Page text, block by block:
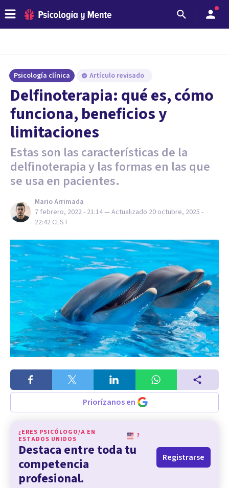
Psicología clínica Artículo revisado
Delfinoterapia: qué es, cómo
funciona, beneficios y
limitaciones
Estas son las características de la
delfinoterapia y las formas en las que
se usa en pacientes.
Mario Arrimada
7 febrero, 2022 - 21:14— Actualizado 20 octubre, 2025 -
22:42 CEST
Priorízanos en
¿ERES PSICÓLOGO/A EN
ESTADOS UNIDOS
?
Destaca entre toda tu
competencia
profesional.
Registrarse